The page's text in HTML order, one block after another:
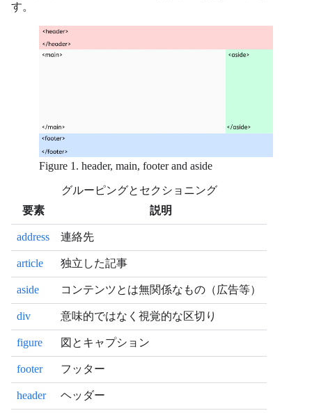
す。
Figure 1. header, main, footer and aside
グルーピングとセクショニング
要素
説明
address 連絡先
article 独立した記事
aside コンテンツとは無関係なもの（広告等）
div 意味的ではなく視覚的な区切り
figure 図とキャプション
footer フッター
header ヘッダー